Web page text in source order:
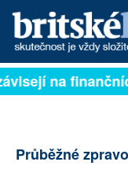
PŘIHLÁSIT
ARCHIV
na
Průběžné